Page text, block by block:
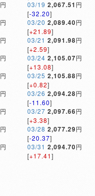
円
円
円
円
円
円
円
円
円
03/19 2,067.51 円
[-32.20]
03/20 2,089.40円
[+21.89]
03/21 2,091.98円
[+2.59]
03/24 2,105.07円
[+13.08]
03/25 2,105.88円
[+0.82]
03/26 2,094.28円
[-11.60]
03/27 2,097.66円
[+3.38]
03/28 2,077.29円
[-20.37]
03/31 2,094.70円
[+17.41]